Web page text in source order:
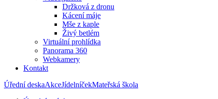
Držková z dronu
Kácení máje
Mše z kaple
Živý betlém
Virtuální prohlídka
Panorama 360
Webkamery
Kontakt
Úřední deskaAkceJídelníčekMateřská škola